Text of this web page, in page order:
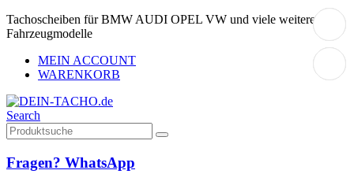
Tachoscheiben für BMW AUDI OPEL VW und viele weitere
Fahrzeugmodelle
MEIN ACCOUNT
WARENKORB
Search
Fragen? WhatsApp